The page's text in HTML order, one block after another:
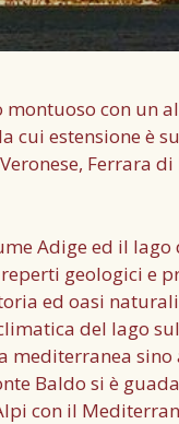
montuoso con un
cui estensione è
Ferrara
Adige ed il
geologici e
ed oasi
del lago
Baldo si è
con il